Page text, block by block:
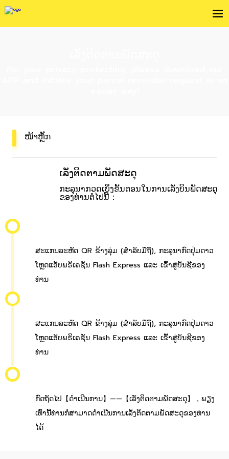
ໜ້າຫຼັກ
ເລັ່ງຕິດຕາມພັດສະດຸ
ກະລຸນາກວດເບິ່ງຂັ້ນຕອນໃນການເລັ່ງບິນພັດສະດຸ
ຂອງທ່ານຕໍ່ໄປນີ້：
ສະແກນລະຫັດ QR ຂ້າງລຸ່ມ (ສຳລັບມືຖື), ກະລຸນາກົດປຸ່ມດາວ
ໂຫຼດແອັບພຣິເຄຊັນ Flash Express ແລະ ເຂົ້າສູ່ບັນຊີຂອງ
ທ່ານ
ສະແກນລະຫັດ QR ຂ້າງລຸ່ມ (ສຳລັບມືຖື), ກະລຸນາກົດປຸ່ມດາວ
ໂຫຼດແອັບພຣິເຄຊັນ Flash Express ແລະ ເຂົ້າສູ່ບັນຊີຂອງ
ທ່ານ
ກົດຖັດໄປ【ດຳເນີນການ】——【ເລັ່ງຕິດຕາມພັດສະດຸ】，ພຽງ
ເທົ່ານີ້ທ່ານກໍສາມາດດຳເນີນການເລັ່ງຕິດຕາມພັດສະດຸຂອງທ່ານ
ໄດ້